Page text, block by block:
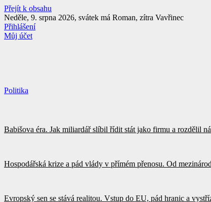
Přejít k obsahu
Neděle, 9. srpna 2026, svátek má Roman, zítra Vavřinec
Přihlášení
Můj účet
Politika
Babišova éra. Jak miliardář slíbil řídit stát jako firmu a rozdělil
Hospodářská krize a pád vlády v přímém přenosu. Od
Evropský sen se stává realitou. Vstup do EU, pád hranic a